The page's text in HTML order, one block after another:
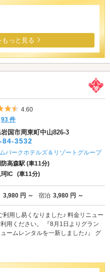
もっと見る
5つ星のうち4.5
4.60
93 件
国市周東町中山826-3
84-3532
パークホテルズ＆リゾートグループ
防高森駅 (車11分)
珂IC (車11分)
3,980 円 ～ 宿泊 3,980 円 ～
用し易くなりました♪ 料金リニュー
用ください。 『8月1日よりグラン
ームレンタルを一新しました♪』 グ